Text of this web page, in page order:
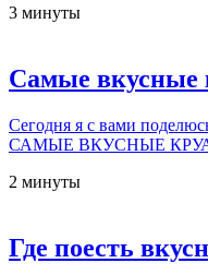
3 минуты
Самые вкусные
Сегодня я с вами
САМЫЕ ВКУСНЫЕ
2 минуты
Где поесть